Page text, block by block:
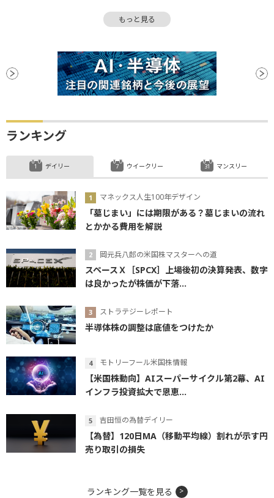
日銀 ファンド
もっと見る
ランキング
デイリー
マネックス人生100年デザイン
「墓じまい」には期限がある？墓じまいの流れ
とかかる費用を解説
岡元兵八郎の米国株マスターへの道
スペースＸ［SPCX］上場後初の決算発表、数字
は良かったが株価が下落...
ストラテジーレポート
半導体株の調整は底値をつけたか
モトリーフール米国株情報
【米国株動向】AIスーパーサイクル第2幕、AI
インフラ投資拡大で恩恵...
吉田恒の為替デイリー
【為替】120日MA（移動平均線）割れが示す円
売り取引の損失
ウイークリー マンスリー
ランキング一覧を見る